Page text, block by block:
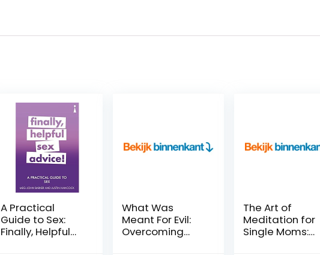
A Practical
Guide to Sex:
Finally, Helpful
What Was
Meant For Evil:
Overcoming
The Art of
Meditation for
Single Moms: